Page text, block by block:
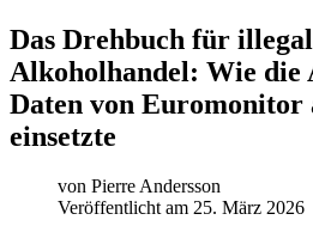
Das Drehbuch für
Alkoholhandel: Wie
Daten von Euromonitor
einsetzte
von Pierre Andersson
Veröffentlicht am 25. März 2026